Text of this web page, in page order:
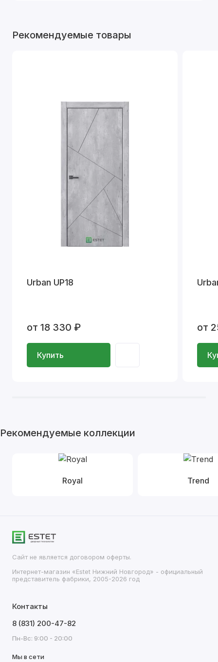
Рекомендуемые товары
Urban UP18
от 18 330 ₽
Купить
от
Рекомендуемые коллекции
Royal Trend
Сайт не является договором оферты.
Интернет-магазин «Estet Нижний Новгород» - официальный
представитель фабрики, 2005-2026 год
Контакты
8 (831) 200-47-82
Пн-Вс: 9:00 - 20:00
Мы в сети